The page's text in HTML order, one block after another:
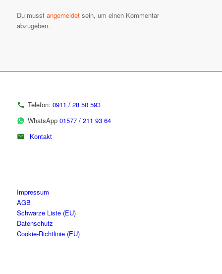
Du musst angemeldetsein, um einen Kommentar
abzugeben.
Telefon: 0911 / 28 50 593
WhatsApp 01577 / 211 93 64
Kontakt
Impressum
AGB
Schwarze Liste (EU)
Datenschutz
Cookie-Richtlinie (EU)